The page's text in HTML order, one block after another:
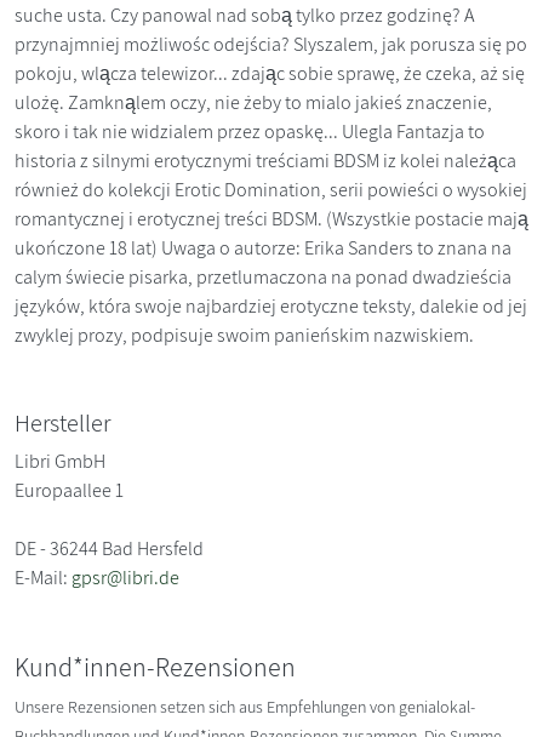
suche usta. Czy panowal nad sobą tylko przez godzinę? A
przynajmniej możliwośc odejścia? Slyszalem, jak porusza się po
pokoju, wlącza telewizor... zdając sobie sprawę, że czeka, aż się
ulożę. Zamknąlem oczy, nie żeby to mialo jakieś znaczenie,
skoro i tak nie widzialem przez opaskę... Ulegla Fantazja to
historia z silnymi erotycznymi treściami BDSM iz kolei należąca
również do kolekcji Erotic Domination, serii powieści o wysokiej
romantycznej i erotycznej treści BDSM. (Wszystkie postacie mają
ukończone 18 lat) Uwaga o autorze: Erika Sanders to znana na
calym świecie pisarka, przetlumaczona na ponad dwadzieścia
języków, która swoje najbardziej erotyczne teksty, dalekie od jej
zwyklej prozy, podpisuje swoim panieńskim nazwiskiem.
Hersteller
Libri GmbH
Europaallee 1
DE - 36244 Bad Hersfeld
E-Mail: gpsr@libri.de
Kund*innen-Rezensionen
Unsere Rezensionen setzen sich aus Empfehlungen von genialokal-